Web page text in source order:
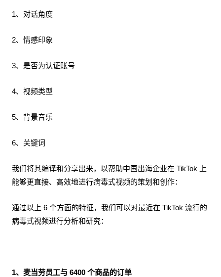
1、对话角度
2、情感印象
3、是否为认证账号
4、视频类型
5、背景音乐
6、关键词
我们将其编译和分享出来，以帮助中国出海企业在 TikTok 上
能够更直接、高效地进行病毒式视频的策划和创作：
通过以上 6 个方面的特征，我们可以对最近在 TikTok 流行的
病毒式视频进行分析和研究：
1、麦当劳员工与 6400 个商品的订单